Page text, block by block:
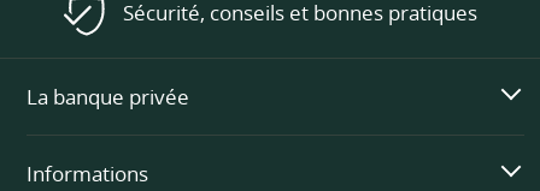
Sécurité, conseils et bonnes pratiques
La banque privée
Informations